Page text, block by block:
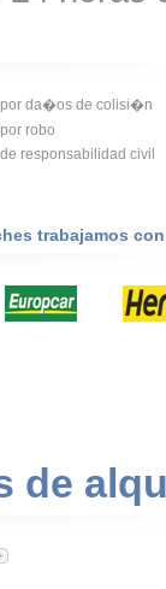
por da�os de colisi�n
robo
responsabilidad civil
trabajamos
de